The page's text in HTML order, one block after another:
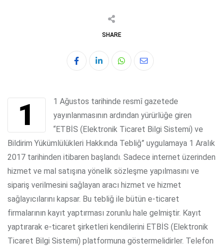
SHARE
Whatsapp
Share
11 Ağustos tarihinde resmî gazetede
yayınlanmasının ardından yürürlüğe giren
“ETBİS (Elektronik Ticaret Bilgi Sistemi) ve
Bildirim Yükümlülükleri Hakkında Tebliğ” uygulamaya 1 Aralık
2017 tarihinden itibaren başlandı. Sadece internet üzerinden
hizmet ve mal satışına yönelik sözleşme yapılmasını ve
sipariş verilmesini sağlayan aracı hizmet ve hizmet
sağlayıcılarını kapsar. Bu tebliğ ile bütün e-ticaret
firmalarının kayıt yaptırması zorunlu hale gelmiştir. Kayıt
yaptırarak e-ticaret şirketleri kendilerini ETBİS (Elektronik
Ticaret Bilgi Sistemi) platformuna göstermelidirler. Telefon